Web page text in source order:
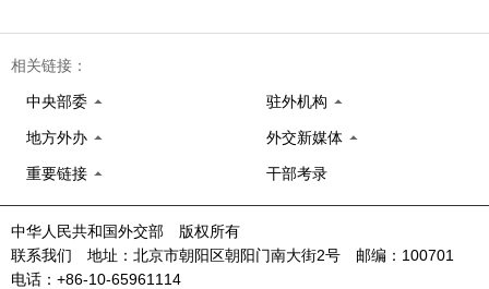
相关链接：
中央部委 驻外机构
地方外办 外交新媒体
重要链接 干部考录
中华人民共和国外交部 版权所有
联系我们 地址：北京市朝阳区朝阳门南大街2号 邮编：100701
电话：+86-10-65961114